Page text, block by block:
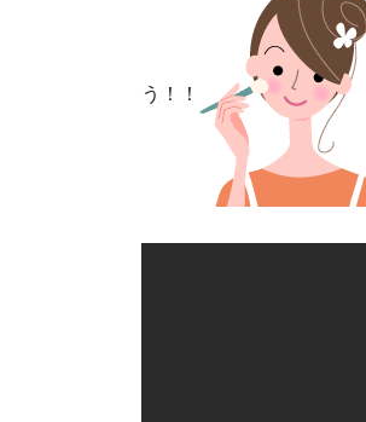
う！！